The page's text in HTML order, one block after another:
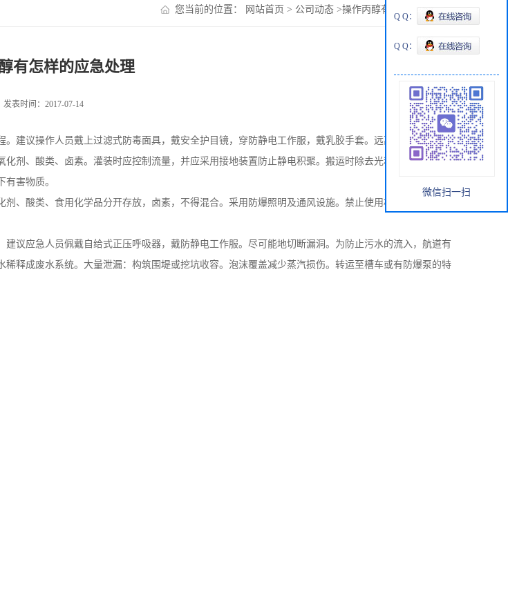
您当前的位置： 网站首页 > 公司动态 >操作丙醇有怎样的应急处理
有怎样的应急处理
发表时间：2017-07-14
建议操作人员戴上过滤式防毒面具，戴安全护目镜，穿防静电工作服，戴乳胶手套。远离火灾、高温、
剂、酸类、卤素。灌装时应控制流量，并应采用接地装置防止静电积聚。搬运时除去光和光，防止包装
害物质。
、酸类、食用化学品分开存放，卤素，不得混合。采用防爆照明及通风设施。禁止使用机械设备和工具
议应急人员佩戴自给式正压呼吸器，戴防静电工作服。尽可能地切断漏洞。为防止污水的流入，航道有
释成废水系统。大量泄漏：构筑围堤或挖坑收容。泡沫覆盖减少蒸汽损伤。转运至槽车或有防爆泵的特
Q Q：
Q Q：
微信扫一扫